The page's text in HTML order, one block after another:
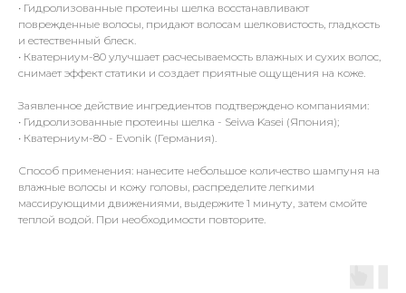
• Гидролизованные протеины шелка восстанавливают
поврежденные волосы, придают волосам шелковистость, гладкость
и естественный блеск.
• Кватерниум-80 улучшает расчесываемость влажных и сухих волос,
снимает эффект статики и создает приятные ощущения на коже.
Заявленное действие ингредиентов подтверждено компаниями:
• Гидролизованные протеины шелка - Seiwa Kasei (Япония);
• Кватерниум-80 - Evonik (Германия).
Способ применения: нанесите небольшое количество шампуня на
влажные волосы и кожу головы, распределите легкими
массирующими движениями, выдержите 1 минуту, затем смойте
теплой водой. При необходимости повторите.